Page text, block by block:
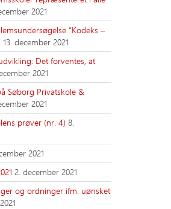
2021
“Kodeks –
13. december 2021
Det forventes, at
2021
Søborg Privatskole &
2021
prøver (nr. 4)8.
2021
2. december 2021
og ordninger ifm. uønsket